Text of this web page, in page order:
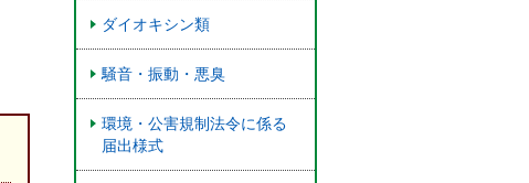
ダイオキシン類
騒音・振動・悪臭
環境・公害規制法令に係る
届出様式